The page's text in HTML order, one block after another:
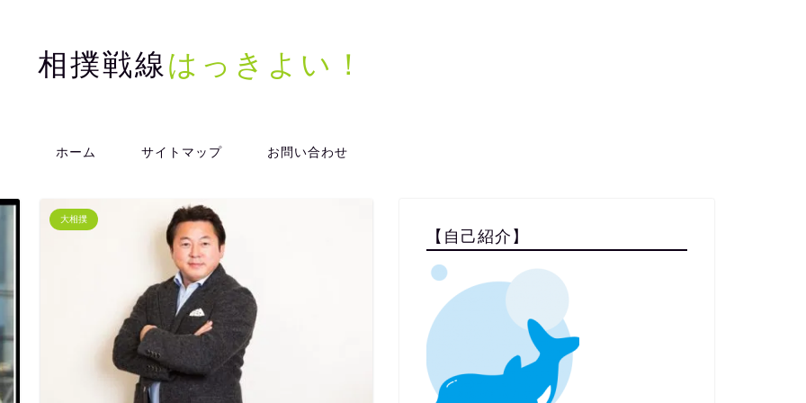
相撲戦線はっきよい！
ホーム サイトマップ お問い合わせ
大相撲
【自己紹介】